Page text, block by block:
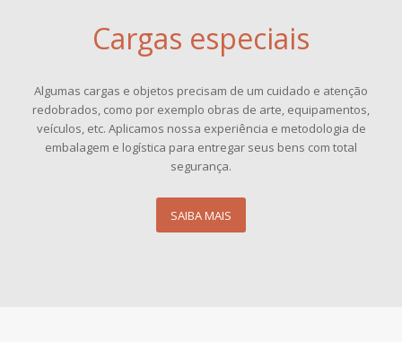
Cargas especiais
Algumas cargas e objetos precisam de um cuidado e atenção
redobrados, como por exemplo obras de arte, equipamentos,
veículos, etc. Aplicamos nossa experiência e metodologia de
embalagem e logística para entregar seus bens com total
segurança.
SAIBA MAIS